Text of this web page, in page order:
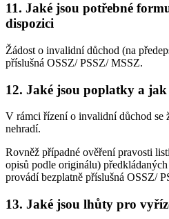
11. Jaké jsou potřebné
dispozici
Žádost o invalidní důchod (na
příslušná OSSZ/ PSSZ/ MSSZ.
12. Jaké jsou poplatky a
V rámci řízení o invalidní důchod se
nehradí.
Rovněž případné ověření pravosti
opisů podle originálu)
provádí bezplatně příslušná OSSZ/
13. Jaké jsou lhůty pro